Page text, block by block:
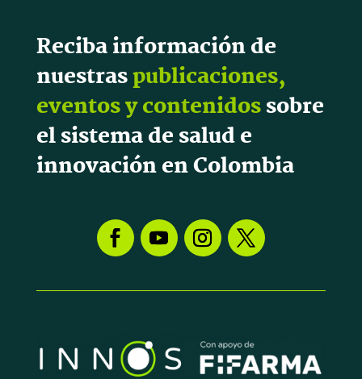
Reciba información de
nuestraspublicaciones,
eventos y contenidossobre
el sistema de salud e
innovación en Colombia